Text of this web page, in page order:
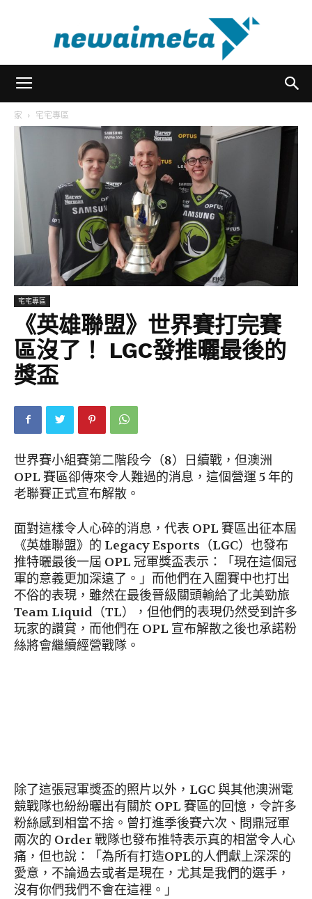
家 宅宅專區
宅宅專區
《英雄聯盟》世界賽打完賽
區沒了！ LGC發推曬最後的
獎盃
世界賽小組賽第二階段今（8）日續戰，但澳洲
OPL 賽區卻傳來令人難過的消息，這個營運 5 年的
老聯賽正式宣布解散。
面對這樣令人心碎的消息，代表 OPL 賽區出征本屆
《英雄聯盟》的 Legacy Esports（LGC）也發布
推特曬最後一屆 OPL 冠軍獎盃表示：「現在這個冠
軍的意義更加深遠了。」而他們在入圍賽中也打出
不俗的表現，雖然在最後晉級關頭輸給了北美勁旅
Team Liquid（TL），但他們的表現仍然受到許多
玩家的讚賞，而他們在 OPL 宣布解散之後也承諾粉
絲將會繼續經營戰隊。
除了這張冠軍獎盃的照片以外，LGC 與其他澳洲電
競戰隊也紛紛曬出有關於 OPL 賽區的回憶，令許多
粉絲感到相當不捨。曾打進季後賽六次、問鼎冠軍
兩次的 Order 戰隊也發布推特表示真的相當令人心
痛，但也說：「為所有打造OPL的人們獻上深深的
愛意，不論過去或者是現在，尤其是我們的選手，
沒有你們我們不會在這裡。」